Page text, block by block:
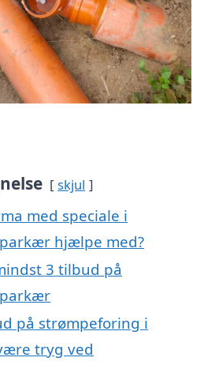
skjul
med speciale i
hjælpe med?
3 tilbud på
på strømpeforing i
tryg ved